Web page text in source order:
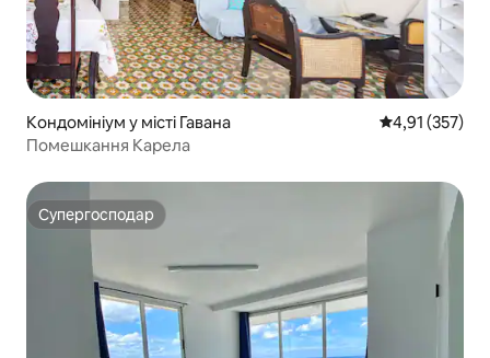
Кондомініум у місті Гавана Середня
4,91 (357)
Помешкання Карела
Супергосподар
Супергосподар